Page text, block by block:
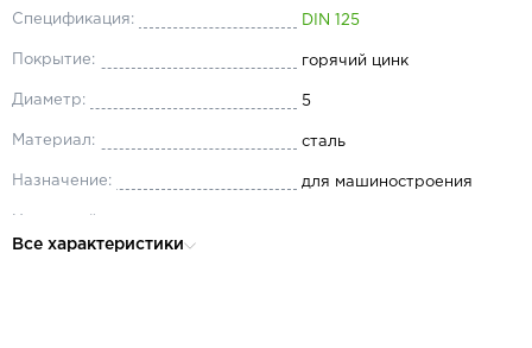
Спецификация: DIN 125
Покрытие: горячий цинк
Диаметр: 5
Материал: сталь
Назначение: для машиностроения
Все характеристики